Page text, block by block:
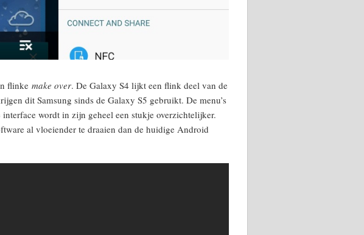
flinke make over. De Galaxy S4 lijkt een flink deel van de
dit Samsung sinds de Galaxy S5 gebruikt. De menu’s
wordt in zijn geheel een stukje overzichtelijker.
al vloeiender te draaien dan de huidige Android